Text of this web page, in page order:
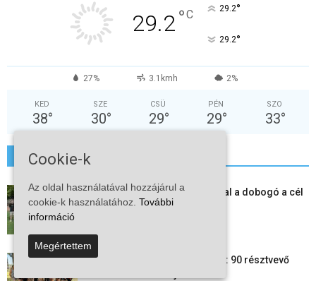
29.2°C 29.2°
29.2°
27% 3.1kmh 2%
KED
38°
SZE
30°
CSÜ
29°
PÉN
29°
SZO
33°
További hírek
Kiskőrösi LC II.: öt új játékossal a dobogó a cél
2026-08-09
24 órás futás a Vadkerti-tónál: 90 résztvevő
Cookie-k
Az oldal használatával hozzájárul a
cookie-k használatához. További
információ
Megértettem